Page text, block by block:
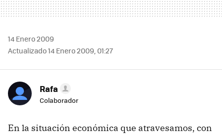
14 Enero 2009
Actualizado 14 Enero 2009, 01:27
Rafa
Colaborador
En la situación económica que atravesamos, con